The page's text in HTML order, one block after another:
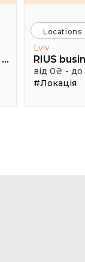
Центр Шептицького, 1 поверх, паркова аудиторія
Locations
Lviv
RIUS
від 0₴ -
#Локація